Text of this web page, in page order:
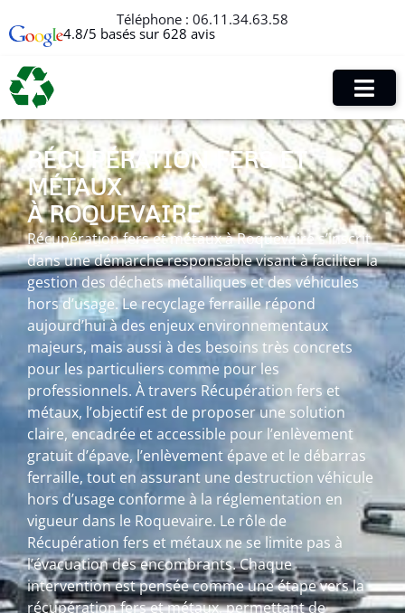
Téléphone : 06.11.34.63.58
4.8/5 basés sur 628 avis
RÉCUPÉRATION FERS ET
MÉTAUX
À ROQUEVAIRE
Récupération fers et métaux à Roquevaire s’inscrit
dans une démarche responsable visant à faciliter la
gestion des déchets métalliques et des véhicules
hors d’usage. Le recyclage ferraille répond
aujourd’hui à des enjeux environnementaux
majeurs, mais aussi à des besoins très concrets
pour les particuliers comme pour les
professionnels. À travers Récupération fers et
métaux, l’objectif est de proposer une solution
claire, encadrée et accessible pour l’enlèvement
gratuit d’épave, l’enlèvement épave et le débarras
ferraille, tout en assurant une destruction véhicule
hors d’usage conforme à la réglementation en
vigueur dans le Roquevaire. Le rôle de
Récupération fers et métaux ne se limite pas à
l’évacuation des encombrants. Chaque
intervention est pensée comme une étape vers la
récupération fers et métaux, permettant de